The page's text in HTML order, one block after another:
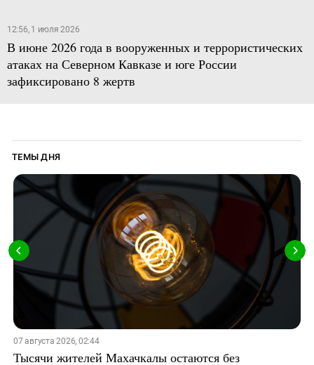
12:56, 1 июля 2026
В июне 2026 года в вооруженных и террористических
атаках на Северном Кавказе и юге России
зафиксировано 8 жертв
ТЕМЫ ДНЯ
07 августа 2026, 02:44
Тысячи жителей Махачкалы остаются без